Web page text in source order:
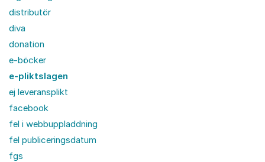
distributör
diva
donation
e-böcker
e-pliktslagen
ej leveransplikt
facebook
fel i webbuppladdning
fel publiceringsdatum
fgs